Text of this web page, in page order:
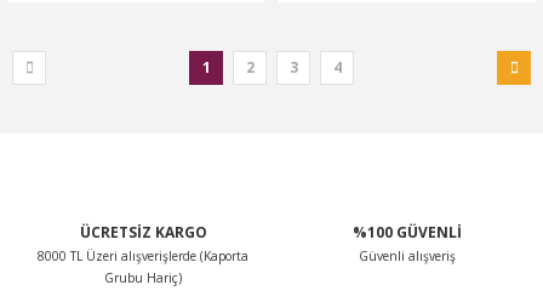
1 2 3 4
ÜCRETSİZ KARGO
8000 TL Üzeri alışverişlerde (Kaporta
Grubu Hariç)
%100 GÜVENLİ
Güvenli alışveriş